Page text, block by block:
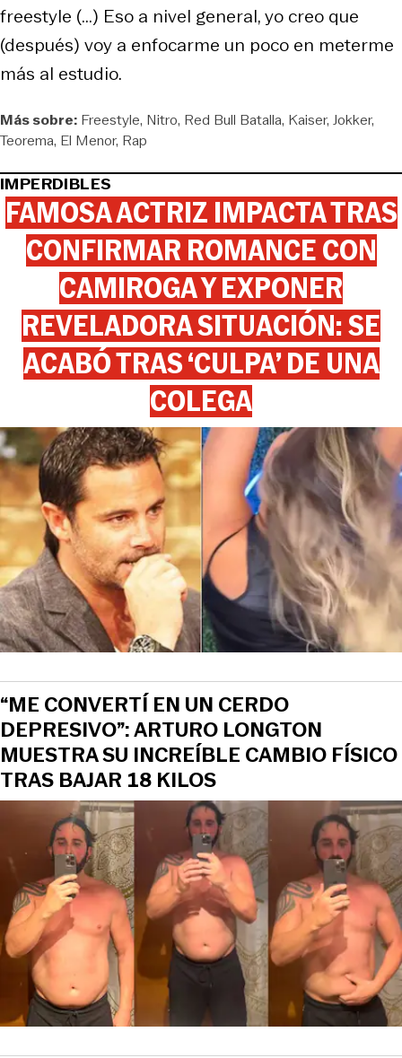
freestyle (...) Eso a nivel general, yo creo que
(después) voy a enfocarme un poco en meterme
más al estudio.
Más sobre: Freestyle Nitro Red Bull Batalla Kaiser Jokker
Teorema El Menor Rap
IMPERDIBLES
FAMOSA ACTRIZ IMPACTA TRAS
CONFIRMAR ROMANCE CON
CAMIROGA Y EXPONER
REVELADORA SITUACIÓN: SE
ACABÓ TRAS ‘CULPA’ DE UNA
COLEGA
“ME CONVERTÍ EN UN CERDO
DEPRESIVO”: ARTURO LONGTON
MUESTRA SU INCREÍBLE CAMBIO FÍSICO
TRAS BAJAR 18 KILOS